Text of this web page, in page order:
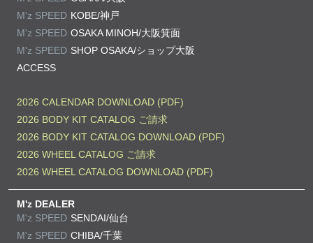
M'z SPEED KOBE/神戸
M'z SPEED OSAKA MINOH/大阪箕面
M'z SPEED SHOP OSAKA/ショップ大阪
ACCESS
2026 CALENDAR DOWNLOAD (PDF)
2026 BODY KIT CATALOG ご請求
2026 BODY KIT CATALOG DOWNLOAD (PDF)
2026 WHEEL CATALOG ご請求
2026 WHEEL CATALOG DOWNLOAD (PDF)
M'z DEALER
M'z SPEED SENDAI/仙台
M'z SPEED CHIBA/千葉